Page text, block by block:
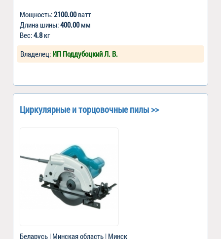
Мощность:2100.00ватт
Длина шины:400.00мм
Вес:4.8кг
Владелец: ИП Поддубоцкий Л. В.
Циркулярные и торцовочные пилы >>
Беларусь | Минская область | Минск